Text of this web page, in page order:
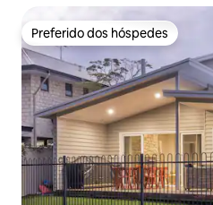
Preferido dos hóspedes
Preferido dos hóspedes